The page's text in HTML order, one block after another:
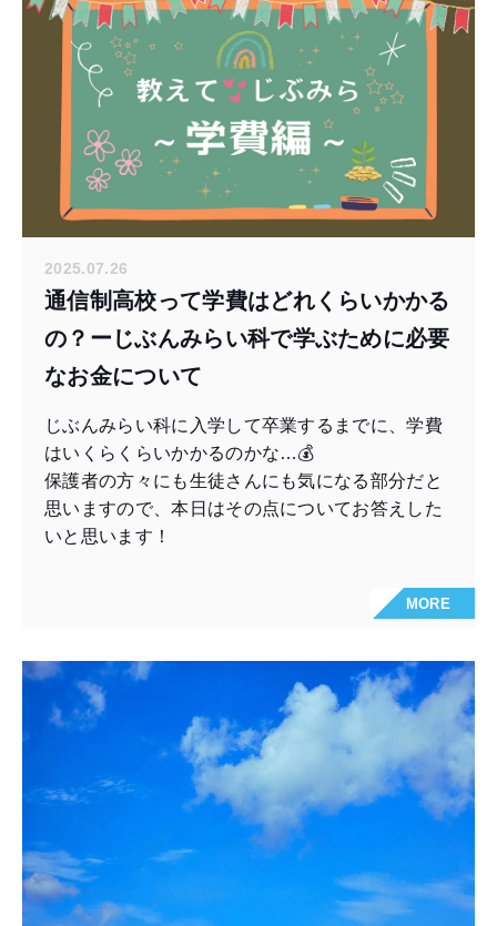
2025.07.26
通信制高校って学費はどれくらいかかる
の？ーじぶんみらい科で学ぶために必要
なお金について
じぶんみらい科に入学して卒業するまでに、学費
はいくらくらいかかるのかな…💰
保護者の方々にも生徒さんにも気になる部分だと
思いますので、本日はその点についてお答えした
いと思います！
MORE